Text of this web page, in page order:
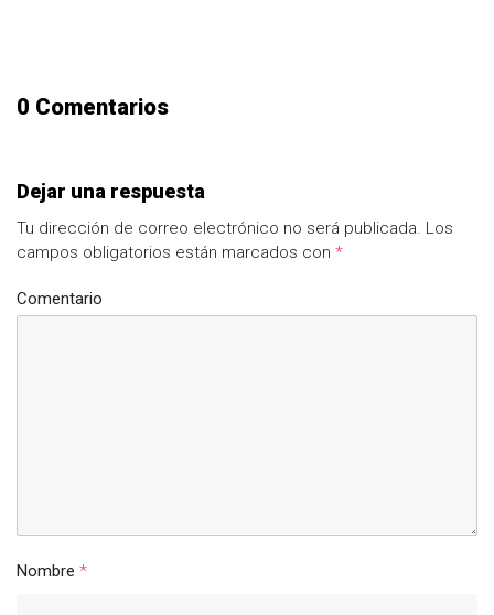
0 Comentarios
Dejar una respuesta
Tu dirección de correo electrónico no será publicada. Los
campos obligatorios están marcados con *
Comentario
Nombre *